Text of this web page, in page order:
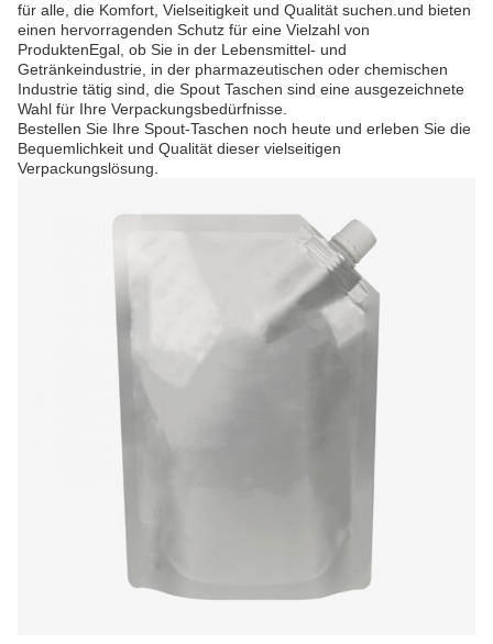
für alle, die Komfort, Vielseitigkeit und Qualität suchen.und bieten
einen hervorragenden Schutz für eine Vielzahl von
ProduktenEgal, ob Sie in der Lebensmittel- und
Getränkeindustrie, in der pharmazeutischen oder chemischen
Industrie tätig sind, die Spout Taschen sind eine ausgezeichnete
Wahl für Ihre Verpackungsbedürfnisse.
Bestellen Sie Ihre Spout-Taschen noch heute und erleben Sie die
Bequemlichkeit und Qualität dieser vielseitigen
Verpackungslösung.